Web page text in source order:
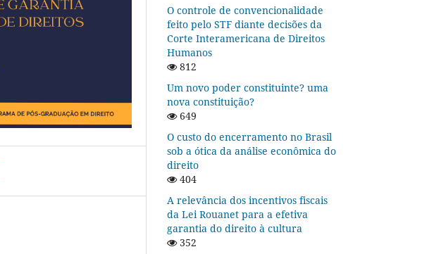
O controle de convencionalidade
feito pelo STF diante decisões da
Corte Interamericana de Direitos
Humanos
812
Um novo poder constituinte? uma
nova constituição?
649
O custo do encerramento no Brasil
sob a ótica da análise econômica do
direito
404
A relevância dos incentivos fiscais
da Lei Rouanet para a efetiva
garantia do direito à cultura
352